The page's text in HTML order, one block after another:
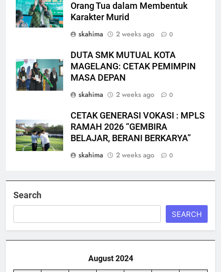
Orang Tua dalam Membentuk
Karakter Murid
skahima
2 weeks ago 0
DUTA SMK MUTUAL KOTA
MAGELANG: CETAK PEMIMPIN
MASA DEPAN
skahima
2 weeks ago 0
CETAK GENERASI VOKASI : MPLS
RAMAH 2026 “GEMBIRA
BELAJAR, BERANI BERKARYA”
skahima
2 weeks ago 0
Search
SEARCH
August 2024